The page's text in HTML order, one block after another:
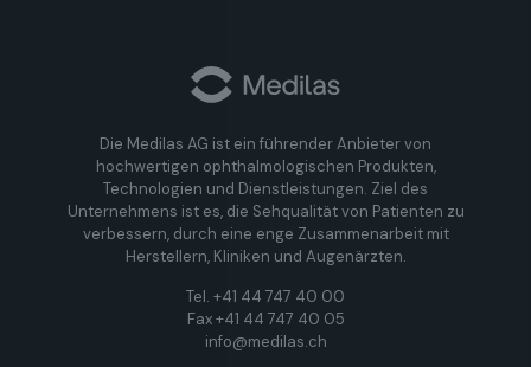
Die Medilas AG ist ein führender Anbieter von
hochwertigen ophthalmologischen Produkten,
Technologien und Dienstleistungen. Ziel des
Unternehmens ist es, die Sehqualität von Patienten zu
verbessern, durch eine enge Zusammenarbeit mit
Herstellern, Kliniken und Augenärzten.
Tel. +41 44 747 40 00
Fax +41 44 747 40 05
info@medilas.ch